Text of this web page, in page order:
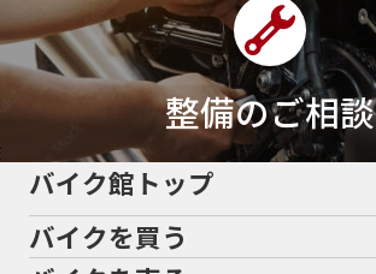
整備のご相談
バイク館トップ
バイクを買う